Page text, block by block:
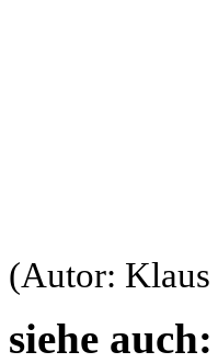
(Autor:
siehe auch: